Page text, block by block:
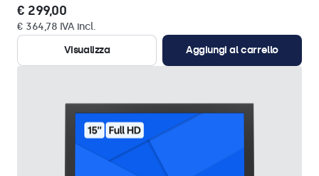
€ 299,00
€ 364,78 IVA incl.
Visualizza
Aggiungi al carrello